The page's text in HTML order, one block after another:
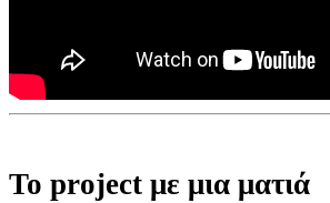
Το project με μια ματιά